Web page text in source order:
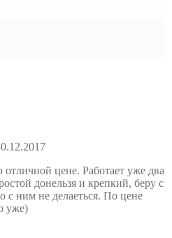
цене. Работает уже два
донельзя и крепкий, беру с
с ним не делаеться. По цене
уже)